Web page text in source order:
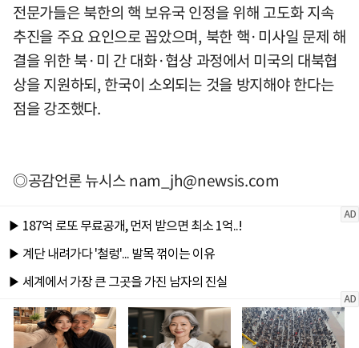
전문가들은 북한의 핵 보유국 인정을 위해 고도화 지속
추진을 주요 요인으로 꼽았으며, 북한 핵·미사일 문제 해
결을 위한 북·미 간 대화·협상 과정에서 미국의 대북협
상을 지원하되, 한국이 소외되는 것을 방지해야 한다는
점을 강조했다.
◎공감언론 뉴시스nam_jh@newsis.com